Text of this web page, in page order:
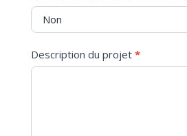
Description du projet *